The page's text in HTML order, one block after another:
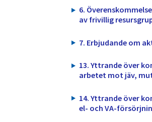
6.
av frivillig
7. Erbjudande om
13. Yttrande över
arbetet mot jäv,
14. Yttrande över
el- och VA-